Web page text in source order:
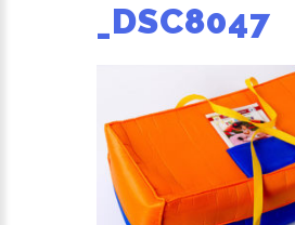
_DSC8047